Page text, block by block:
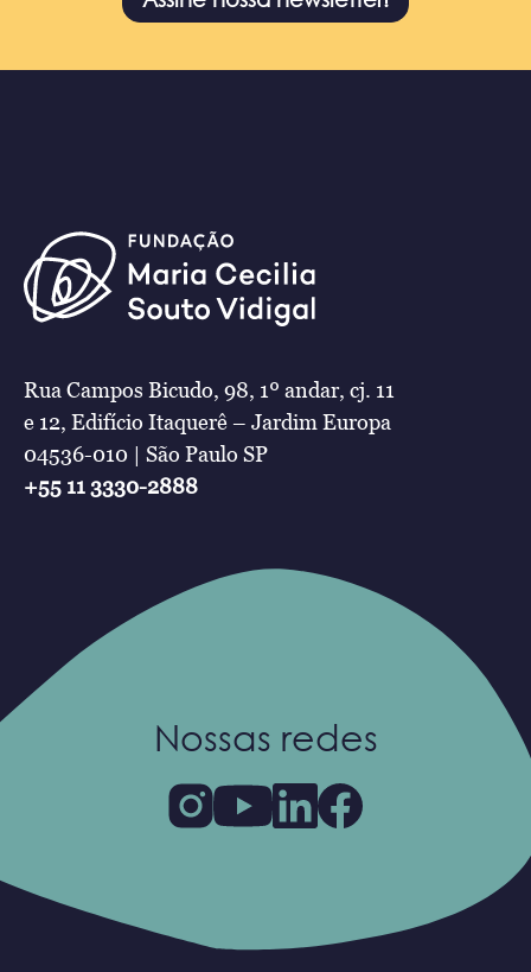
Rua Campos Bicudo, 98, 1º andar, cj. 11
e 12, Edifício Itaquerê – Jardim Europa
04536-010 | São Paulo SP
+55 11 3330-2888
Nossas redes